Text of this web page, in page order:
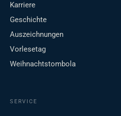
Karriere
Geschichte
Auszeichnungen
Vorlesetag
Weihnachtstombola
SERVICE